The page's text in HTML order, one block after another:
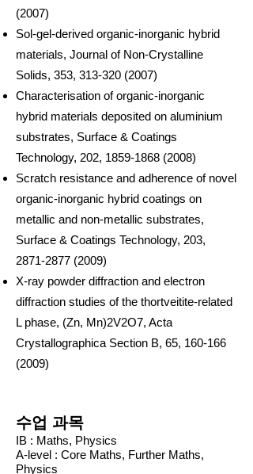
(2007)
Sol-gel-derived organic-inorganic hybrid
materials, Journal of Non-Crystalline
Solids, 353, 313-320 (2007)
Characterisation of organic-inorganic
hybrid materials deposited on aluminium
substrates, Surface & Coatings
Technology, 202, 1859-1868 (2008)
Scratch resistance and adherence of novel
organic-inorganic hybrid coatings on
metallic and non-metallic substrates,
Surface & Coatings Technology, 203,
2871-2877 (2009)
X-ray powder diffraction and electron
diffraction studies of the thortveitite-related
L phase, (Zn, Mn)2V2O7, Acta
Crystallographica Section B, 65, 160-166
(2009)
수업 과목
IB : Maths, Physics
A-level : Core Maths, Further Maths,
Physics